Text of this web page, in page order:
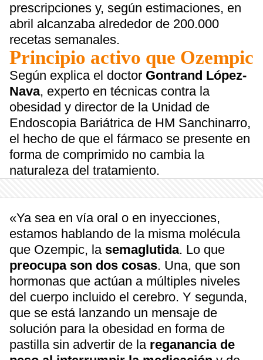
prescripciones y, según estimaciones, en
abril alcanzaba alrededor de 200.000
recetas semanales.
Principio activo que Ozempic
Según explica el doctor Gontrand López-
Nava, experto en técnicas contra la
obesidad y director de la Unidad de
Endoscopia Bariátrica de HM Sanchinarro,
el hecho de que el fármaco se presente en
forma de comprimido no cambia la
naturaleza del tratamiento.
«Ya sea en vía oral o en inyecciones,
estamos hablando de la misma molécula
que Ozempic, la semaglutida. Lo que
preocupa son dos cosas. Una, que son
hormonas que actúan a múltiples niveles
del cuerpo incluido el cerebro. Y segunda,
que se está lanzando un mensaje de
solución para la obesidad en forma de
pastilla sin advertir de la reganancia de